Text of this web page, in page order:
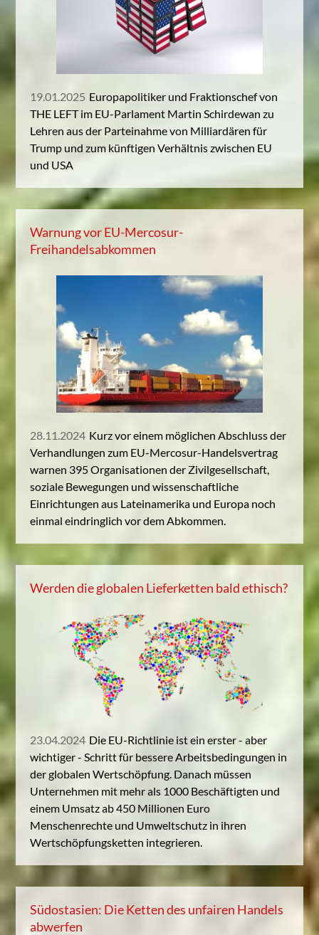
19.01.2025 Europapolitiker und Fraktionschef von
THE LEFT im EU-Parlament Martin Schirdewan zu
Lehren aus der Parteinahme von Milliardären für
Trump und zum künftigen Verhältnis zwischen EU
und USA
Warnung vor EU-Mercosur-
Freihandelsabkommen
28.11.2024 Kurz vor einem möglichen Abschluss der
Verhandlungen zum EU-Mercosur-Handelsvertrag
warnen 395 Organisationen der Zivilgesellschaft,
soziale Bewegungen und wissenschaftliche
Einrichtungen aus Lateinamerika und Europa noch
einmal eindringlich vor dem Abkommen.
Werden die globalen Lieferketten bald ethisch?
23.04.2024 Die EU-Richtlinie ist ein erster - aber
wichtiger - Schritt für bessere Arbeitsbedingungen in
der globalen Wertschöpfung. Danach müssen
Unternehmen mit mehr als 1000 Beschäftigten und
einem Umsatz ab 450 Millionen Euro
Menschenrechte und Umweltschutz in ihren
Wertschöpfungsketten integrieren.
Südostasien: Die Ketten des unfairen Handels
abwerfen